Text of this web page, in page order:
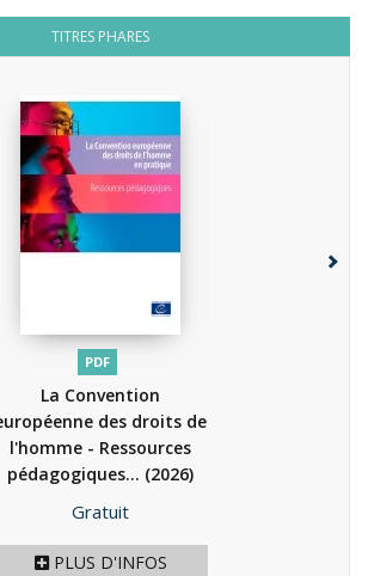
TITRES PHARES
PDF
La Convention
des droits de
l'homme - Ressources
pédagogiques... (2026)
Prix
Gratuit
PLUS D'INFOS